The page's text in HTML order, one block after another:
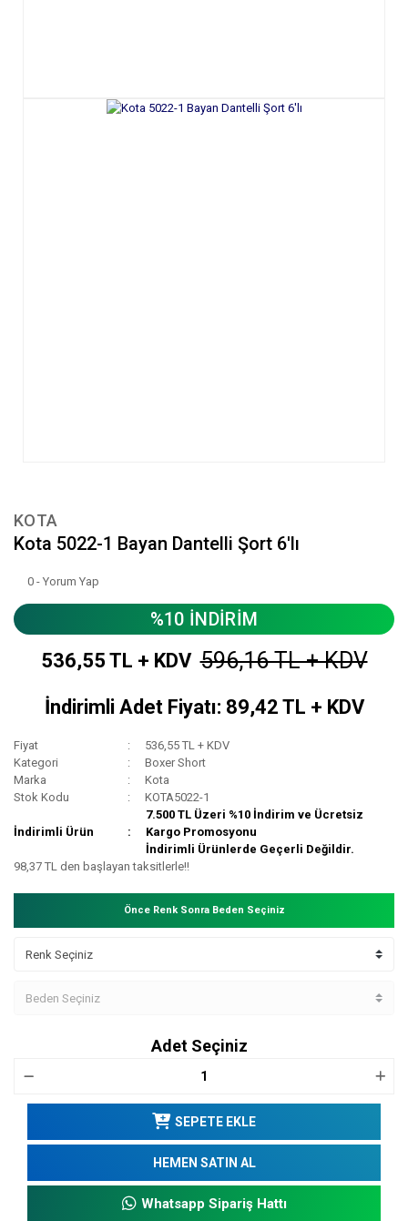
KOTA
Kota 5022-1 Bayan Dantelli Şort 6'lı
0 - Yorum Yap
%10 İNDİRİM
536,55 TL + KDV 596,16 TL + KDV
İndirimli Adet Fiyatı: 89,42 TL + KDV
Fiyat
536,55 TL + KDV
Kategori
Boxer Short
Marka
Kota
Stok Kodu
KOTA5022-1
İndirimli Ürün
7.500 TL Üzeri %10 İndirim ve Ücretsiz
Kargo Promosyonu
İndirimli Ürünlerde Geçerli Değildir.
98,37 TL den başlayan taksitlerle!!
Önce Renk Sonra Beden Seçiniz
Adet Seçiniz
SEPETE EKLE
HEMEN SATIN AL
Whatsapp Sipariş Hattı